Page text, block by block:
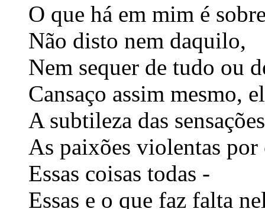
O que há em mim é
Não disto nem daquilo,
Nem sequer de tudo ou
Cansaço assim mesmo,
A subtileza das
As paixões violentas por
Essas coisas todas -
Essas e o que faz falta